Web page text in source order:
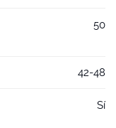
50
42-48
Sí